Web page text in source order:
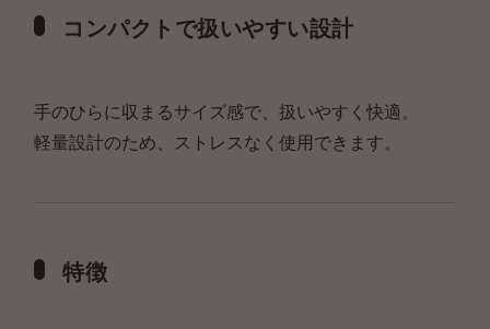
コンパクトで扱いやすい設計
手のひらに収まるサイズ感で、扱いやすく快適。
軽量設計のため、ストレスなく使用できます。
特徴